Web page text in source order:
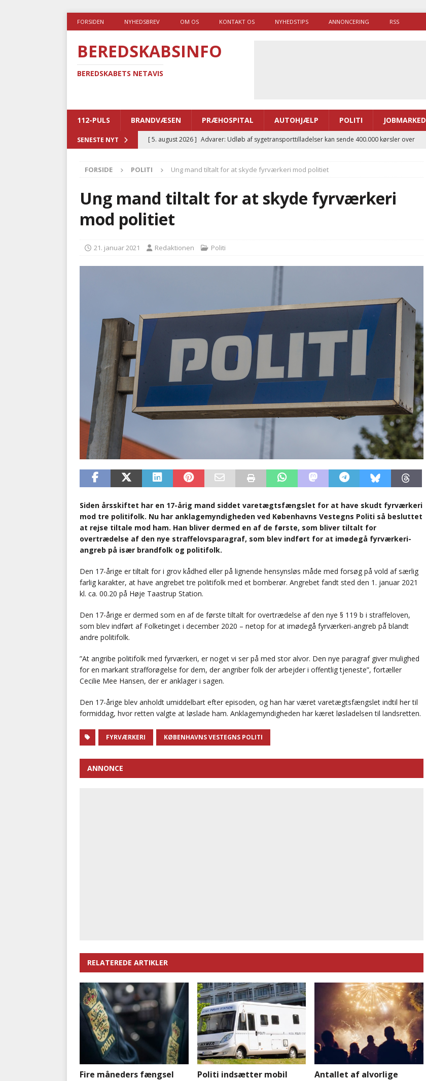
FORSIDEN NYHEDSBREV OM OS KONTAKT OS NYHEDSTIPS ANNONCERING RSS
BEREDSKABSINFO
BEREDSKABETS NETAVIS
112-PULS BRANDVÆSEN PRÆHOSPITAL AUTOHJÆLP POLITI JOBMARKED
SENESTE NYT [ 5. august 2026 ] Advarer: Udløb af sygetransporttilladelser kan sende 400.000 kørsler over
[ 5. august 2026 ] Ny ambulance og el-sygetransportvogn til Samsø
[ 4. august 2026 ]
Brandvæsenerne brugte lidt længere tid på at komme af sted i 2025
[ 4. august 2026 ]
kriminalitet
POLITI
FORSIDE POLITI Ung mand tiltalt for at skyde fyrværkeri mod politiet
Ung mand tiltalt for at skyde fyrværkeri
mod politiet
21. januar 2021 Redaktionen Politi
Siden årsskiftet har en 17-årig mand siddet varetægtsfængslet for at have skudt fyrværkeri
mod tre politifolk. Nu har anklagemyndigheden ved Københavns Vestegns Politi så besluttet
at rejse tiltale mod ham. Han bliver dermed en af de første, som bliver tiltalt for
overtrædelse af den nye straffelovsparagraf, som blev indført for at imødegå fyrværkeri-
angreb på især brandfolk og politifolk.
Den 17-årige er tiltalt for i grov kådhed eller på lignende hensynsløs måde med forsøg på vold af særlig
farlig karakter, at have angrebet tre politifolk med et bomberør. Angrebet fandt sted den 1. januar 2021
kl. ca. 00.20 på Høje Taastrup Station.
Den 17-årige er dermed som en af de første tiltalt for overtrædelse af den nye § 119 b i straffeloven,
som blev indført af Folketinget i december 2020 – netop for at imødegå fyrværkeri-angreb på blandt
andre politifolk.
”At angribe politifolk med fyrværkeri, er noget vi ser på med stor alvor. Den nye paragraf giver mulighed
for en markant strafforøgelse for dem, der angriber folk der arbejder i offentlig tjeneste”, fortæller
Cecilie Mee Hansen, der er anklager i sagen.
Den 17-årige blev anholdt umiddelbart efter episoden, og han har været varetægtsfængslet indtil her til
formiddag, hvor retten valgte at løslade ham. Anklagemyndigheden har kæret løsladelsen til landsretten.
FYRVÆRKERI KØBENHAVNS VESTEGNS POLITI
ANNONCE
RELATEREDE ARTIKLER
Fire måneders fængsel
Politi indsætter mobil
Antallet af alvorlige